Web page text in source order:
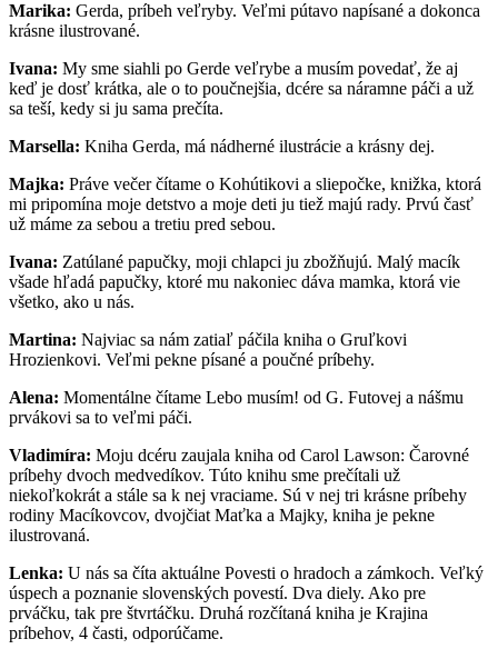
Marika: Gerda, príbeh veľryby. Veľmi pútavo napísané a dokonca
krásne ilustrované.
Ivana: My sme siahli po Gerde veľrybe a musím povedať, že aj
keď je dosť krátka, ale o to poučnejšia, dcére sa náramne páči a už
sa teší, kedy si ju sama prečíta.
Marsella: Kniha Gerda, má nádherné ilustrácie a krásny dej.
Majka: Práve večer čítame o Kohútikovi a sliepočke, knižka, ktorá
mi pripomína moje detstvo a moje deti ju tiež majú rady. Prvú časť
už máme za sebou a tretiu pred sebou.
Ivana: Zatúlané papučky, moji chlapci ju zbožňujú. Malý macík
všade hľadá papučky, ktoré mu nakoniec dáva mamka, ktorá vie
všetko, ako u nás.
Martina: Najviac sa nám zatiaľ páčila kniha o Gruľkovi
Hrozienkovi. Veľmi pekne písané a poučné príbehy.
Alena: Momentálne čítame Lebo musím! od G. Futovej a nášmu
prvákovi sa to veľmi páči.
Vladimíra: Moju dcéru zaujala kniha od Carol Lawson: Čarovné
príbehy dvoch medvedíkov. Túto knihu sme prečítali už
niekoľkokrát a stále sa k nej vraciame. Sú v nej tri krásne príbehy
rodiny Macíkovcov, dvojčiat Maťka a Majky, kniha je pekne
ilustrovaná.
Lenka: U nás sa číta aktuálne Povesti o hradoch a zámkoch. Veľký
úspech a poznanie slovenských povestí. Dva diely. Ako pre
prváčku, tak pre štvrtáčku. Druhá rozčítaná kniha je Krajina
príbehov, 4 časti, odporúčame.